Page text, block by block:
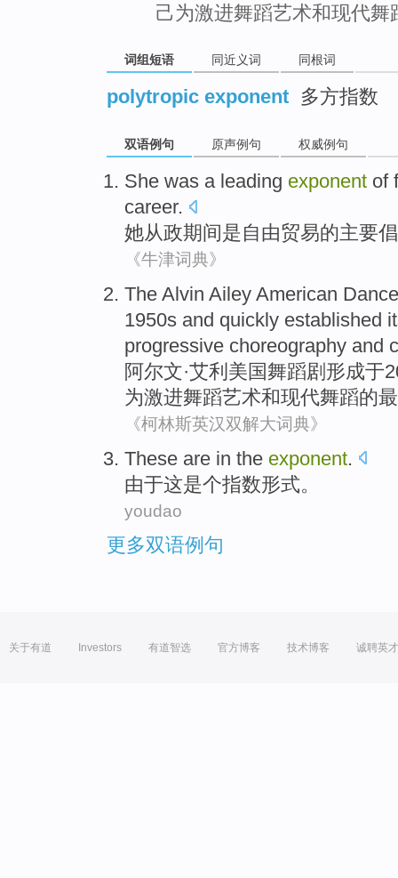
己为激进舞蹈艺术和现代
词组短语 同近义词 同根词
polytropic exponent 多方指数
双语例句 原声例句 权威例句
She was a leading exponent of
career.
她从政期间是 自由贸易的主要
《牛津词典》
The Alvin Ailey American Dance
1950s and quickly established
progressive choreography and
阿尔文·艾利 美国舞蹈剧 形成于
为激进舞蹈艺术和现代舞蹈的
《柯林斯英汉双解大词典》
These are in the exponent.
由于这是个指数形式。
youdao
更多双语例句
关于有道 Investors 有道智选 官方博客 技术博客 诚聘英才